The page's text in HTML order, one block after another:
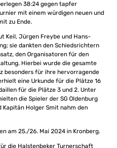
38:24 gegen tapfer
mit einem würdigen neuen und
zu Ende.
Keil, Jürgen Freybe und Hans-
sie dankten den Schiedsrichtern
den Organisatoren für den
Hierbei wurde die gesamte
besonders für ihre hervorragende
eine Urkunde für die Plätze 16
für die Plätze 3 und 2. Unter
die Spieler der SG Oldenburg
Holger Smit nahm den
am 25./26. Mai 2024 in Kronberg.
die Halstenbeker Turnerschaft